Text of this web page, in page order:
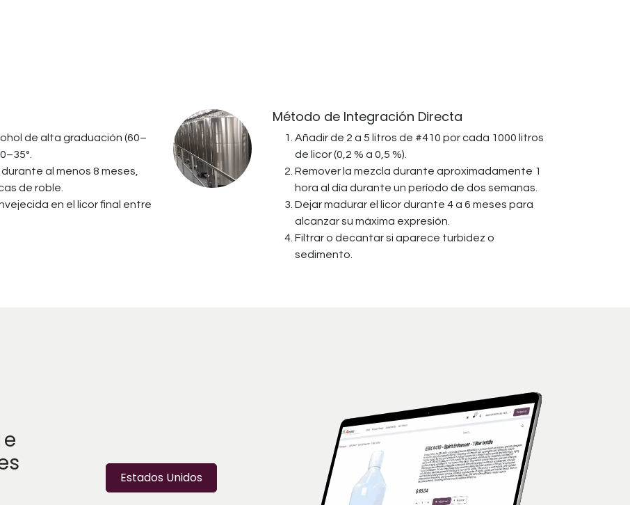
de alta graduación (60–
al menos 8 meses,
de roble.
en el licor final entre
Método de Integración Directa
Añadir de 2 a 5 litros de #410 por cada 1000 litros
de licor (0,2 % a 0,5 %).
Remover la mezcla durante aproximadamente 1
hora al día durante un período de dos semanas.
Dejar madurar el licor durante 4 a 6 meses para
alcanzar su máxima expresión.
Filtrar o decantar si aparece turbidez o
sedimento.
Estados Unidos